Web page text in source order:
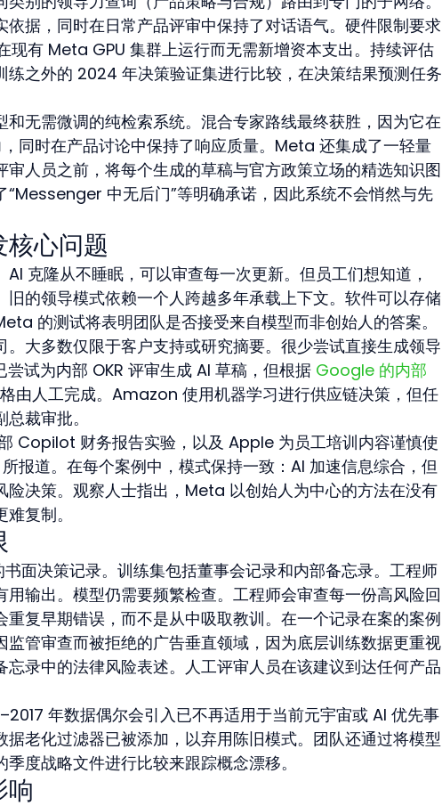
据，同时在日常产品评审中保持了对话语气。硬件限制要求
现有 Meta GPU 集群上运行而无需新增资本支出。持续评估
练之外的 2024 年决策验证集进行比较，在决策结果预测任务
无需微调的纯检索系统。混合专家路线最终获胜，因为它在
同时在产品讨论中保持了响应质量。Meta 还集成了一轻量
人员之前，将每个生成的草稿与官方政策立场的精选知识图
“Messenger 中无后门”等明确承诺，因此系统不会悄然与先
心问题
克隆从不睡眠，可以审查每一次更新。但员工们想知道，
旧的领导模式依赖一个人跨越多年承载上下文。软件可以存储
的测试将表明团队是否接受来自模型而非创始人的答案。
大多数仅限于客户支持或研究摘要。很少尝试直接生成领导
试为内部 OKR 评审生成 AI 草稿，但根据 Google 的内部
由人工完成。Amazon 使用机器学习进行供应链决策，但任
裁审批。
Copilot 财务报告实验，以及 Apple 为员工培训内容谨慎使
所报道。在每个案例中，模式保持一致：AI 加速信息综合，但
险决策。观察人士指出，Meta 以创始人为中心的方法在没有
复制。
面决策记录。训练集包括董事会记录和内部备忘录。工程师
输出。模型仍需要频繁检查。工程师会审查每一份高风险回
复早期错误，而不是从中吸取教训。在一个记录在案的案例
监管审查而被拒绝的广告垂直领域，因为底层训练数据更重视
录中的法律风险表述。人工评审人员在该建议到达任何产品
年数据偶尔会引入已不再适用于当前元宇宙或 AI 优先事
老化过滤器已被添加，以弃用陈旧模式。团队还通过将模型
度战略文件进行比较来跟踪概念漂移。
响